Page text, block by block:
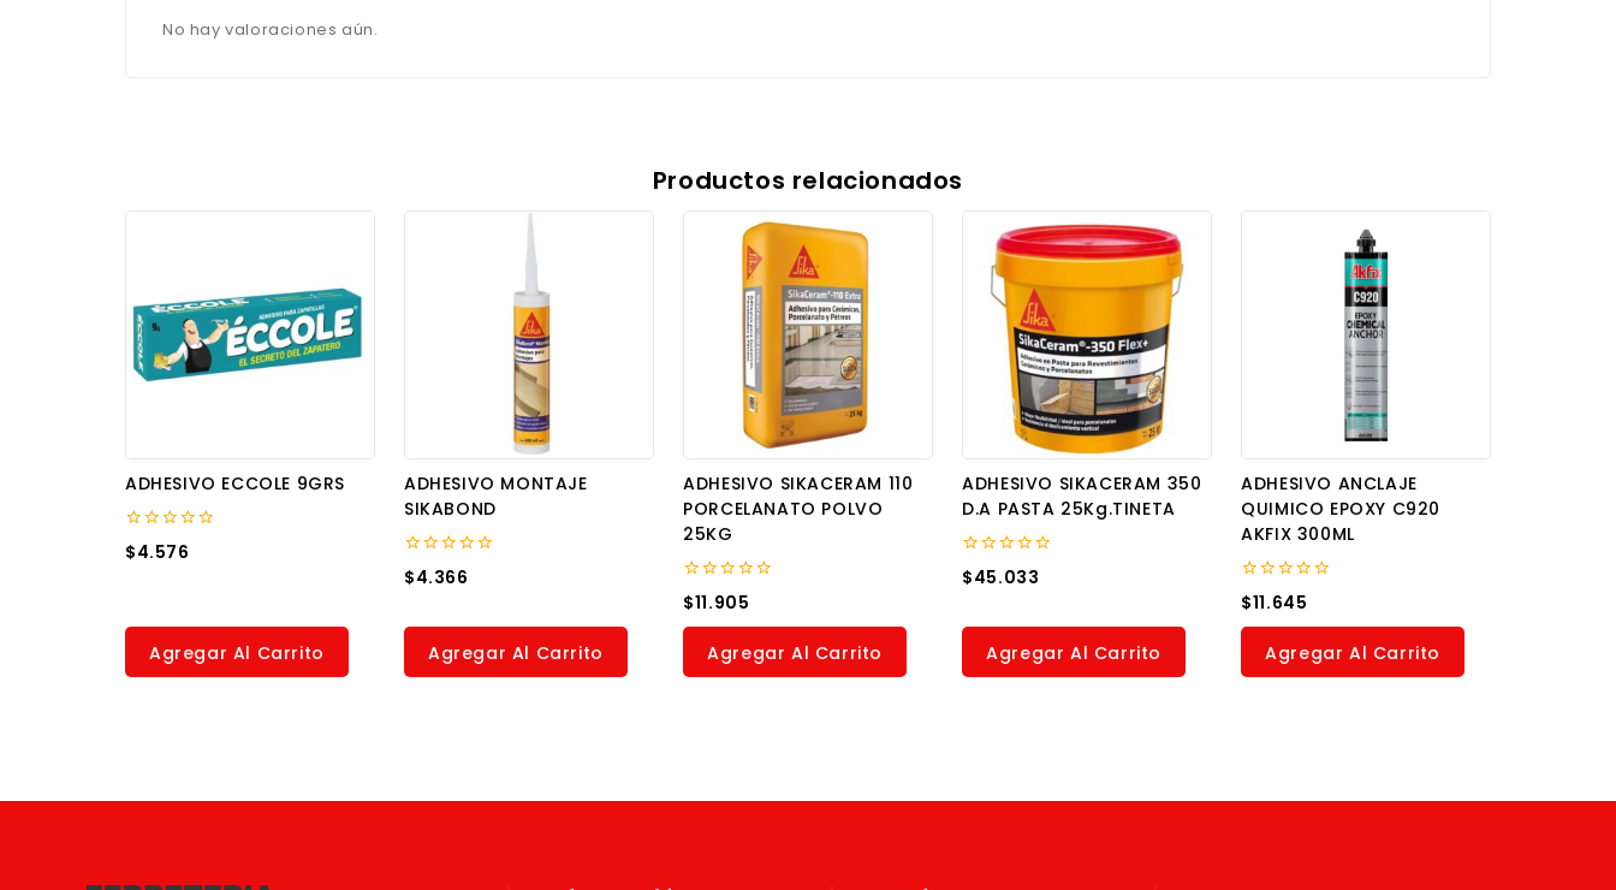
No hay valoraciones aún.
Productos relacionados
ADHESIVO ECCOLE 9GRS
0
out
$4.576
Agregar Al Carrito
ADHESIVO MONTAJE
SIKABOND
0
out
$4.366
Agregar Al Carrito
ADHESIVO SIKACERAM 110
PORCELANATO POLVO
25KG
0
out
of
$11.905
Agregar Al Carrito
ADHESIVO SIKACERAM 350
D.A PASTA 25Kg.TINETA
0
out
$45.033
Agregar Al Carrito
ADHESIVO ANCLAJE
QUIMICO EPOXY C920
AKFIX 300ML
0
out
of
$11.645
Agregar Al Carrito